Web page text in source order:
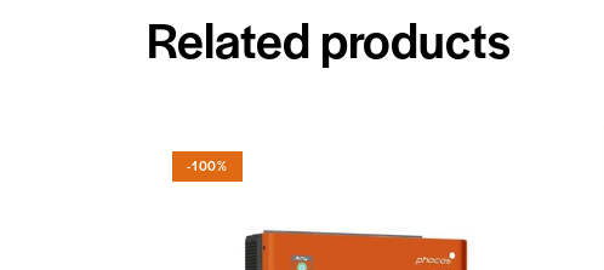
Related products
-100%